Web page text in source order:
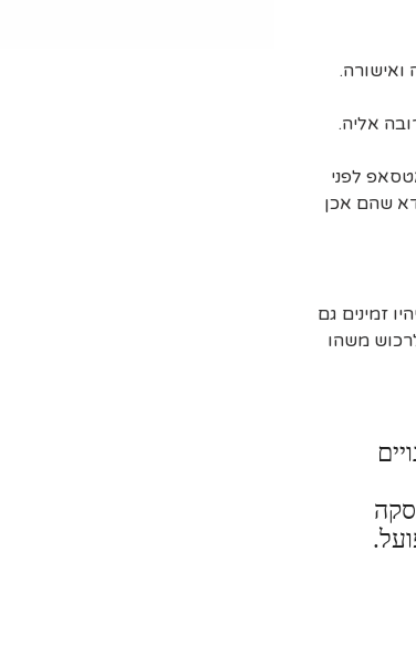
אליה.
לפני
שהם אכן
זמינים גם
משהו